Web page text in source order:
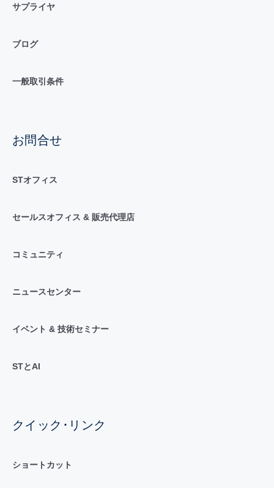
サプライヤ
ブログ
一般取引条件
お問合せ
STオフィス
セールスオフィス & 販売代理店
コミュニティ
ニュースセンター
イベント & 技術セミナー
STとAI
クイック･リンク
ショートカット